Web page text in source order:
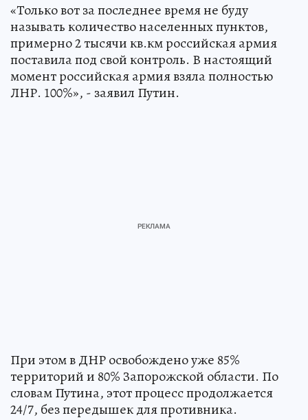
«Только вот за последнее время не буду
называть количество населенных пунктов,
примерно 2 тысячи кв.км российская армия
поставила под свой контроль. В настоящий
момент российская армия взяла полностью
ЛНР. 100%», - заявил Путин.
При этом в ДНР освобождено уже 85%
территорий и 80% Запорожской области. По
словам Путина, этот процесс продолжается
24/7, без передышек для противника.